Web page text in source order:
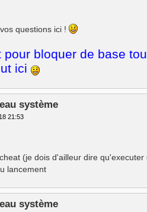
questions ici !
pour bloquer de base
ici
système
21:53
(je dois d'ailleur dire
lancement
système